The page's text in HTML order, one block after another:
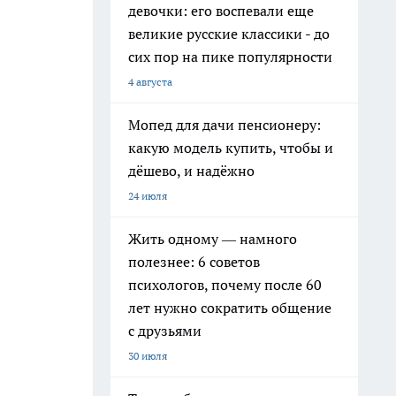
девочки: его воспевали еще
великие русские классики - до
сих пор на пике популярности
4 августа
Мопед для дачи пенсионеру:
какую модель купить, чтобы и
дёшево, и надёжно
24 июля
Жить одному — намного
полезнее: 6 советов
психологов, почему после 60
лет нужно сократить общение
с друзьями
30 июля